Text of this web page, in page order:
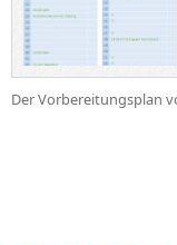
Der Vorbereitungsplan